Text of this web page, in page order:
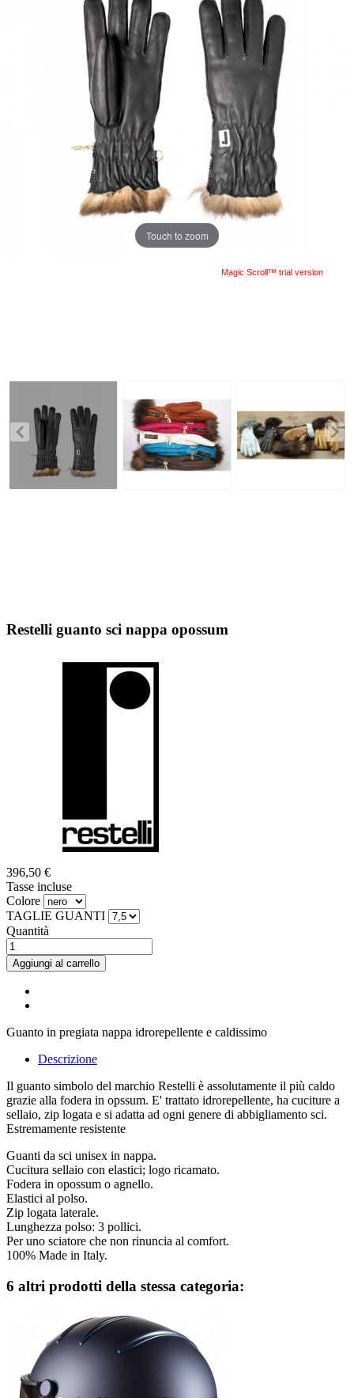
Touch to zoom
Magic Scroll™ trial version
Restelli guanto sci nappa opossum
396,50 €
Tasse incluse
Colore
TAGLIE GUANTI
Quantità
Aggiungi al carrello
Guanto in pregiata nappa idrorepellente e caldissimo
Descrizione
Il guanto simbolo del marchio Restelli è assolutamente il più caldo
grazie alla fodera in opssum. E' trattato idrorepellente, ha cuciture a
sellaio, zip logata e si adatta ad ogni genere di abbigliamento sci.
Estremamente resistente
Guanti da sci unisex in nappa.
Cucitura sellaio con elastici; logo ricamato.
Fodera in opossum o agnello.
Elastici al polso.
Zip logata laterale.
Lunghezza polso: 3 pollici.
Per uno sciatore che non rinuncia al comfort.
100% Made in Italy.
6 altri prodotti della stessa categoria: